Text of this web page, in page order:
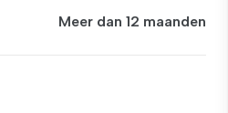
Meer dan 12 maanden